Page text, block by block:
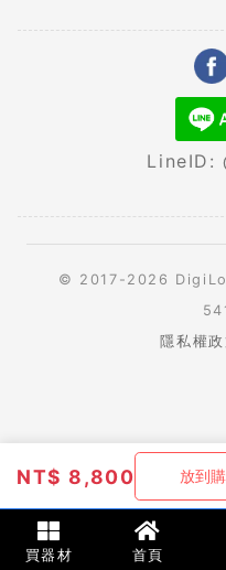
NT$ 8,800 放到
LineID:
© 2017-2026
隱私權
買器材 首頁